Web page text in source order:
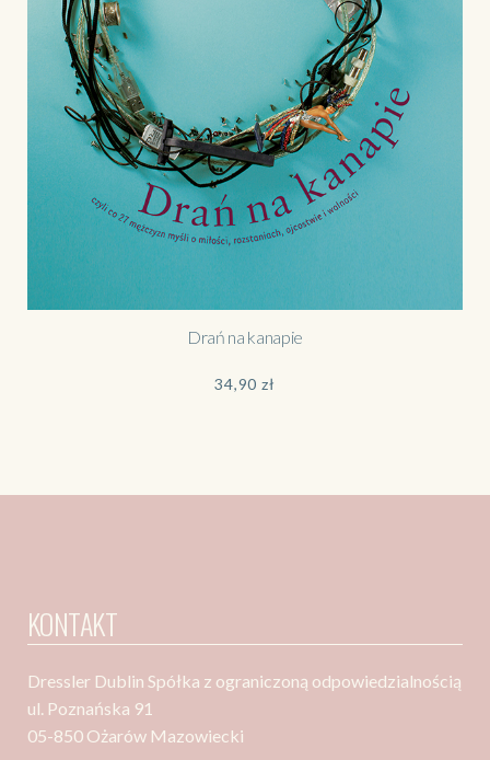
Drań na kanapie
34,90zł
KONTAKT
Dressler Dublin Spółka z ograniczoną odpowiedzialnością
ul. Poznańska 91
05-850 Ożarów Mazowiecki